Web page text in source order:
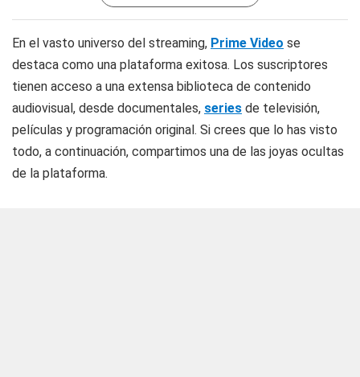
En el vasto universo del streaming, Prime Video se
destaca como una plataforma exitosa. Los suscriptores
tienen acceso a una extensa biblioteca de contenido
audiovisual, desde documentales, series de televisión,
películas y programación original. Si crees que lo has visto
todo, a continuación, compartimos una de las joyas ocultas
de la plataforma.